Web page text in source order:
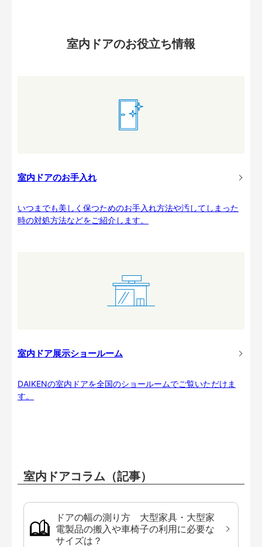
室内ドアのお役立ち情報
室内ドアのお手入れ
いつまでも美しく保つためのお手入れ方法や汚してしまった
時の対処方法などをご紹介します。
室内ドア展示ショールーム
DAIKENの室内ドアを全国のショールームでご覧いただけま
す。
室内ドアコラム（記事）
ドアの幅の測り方 大型家具・大型家
電製品の搬入や車椅子の利用に必要な
サイズは？